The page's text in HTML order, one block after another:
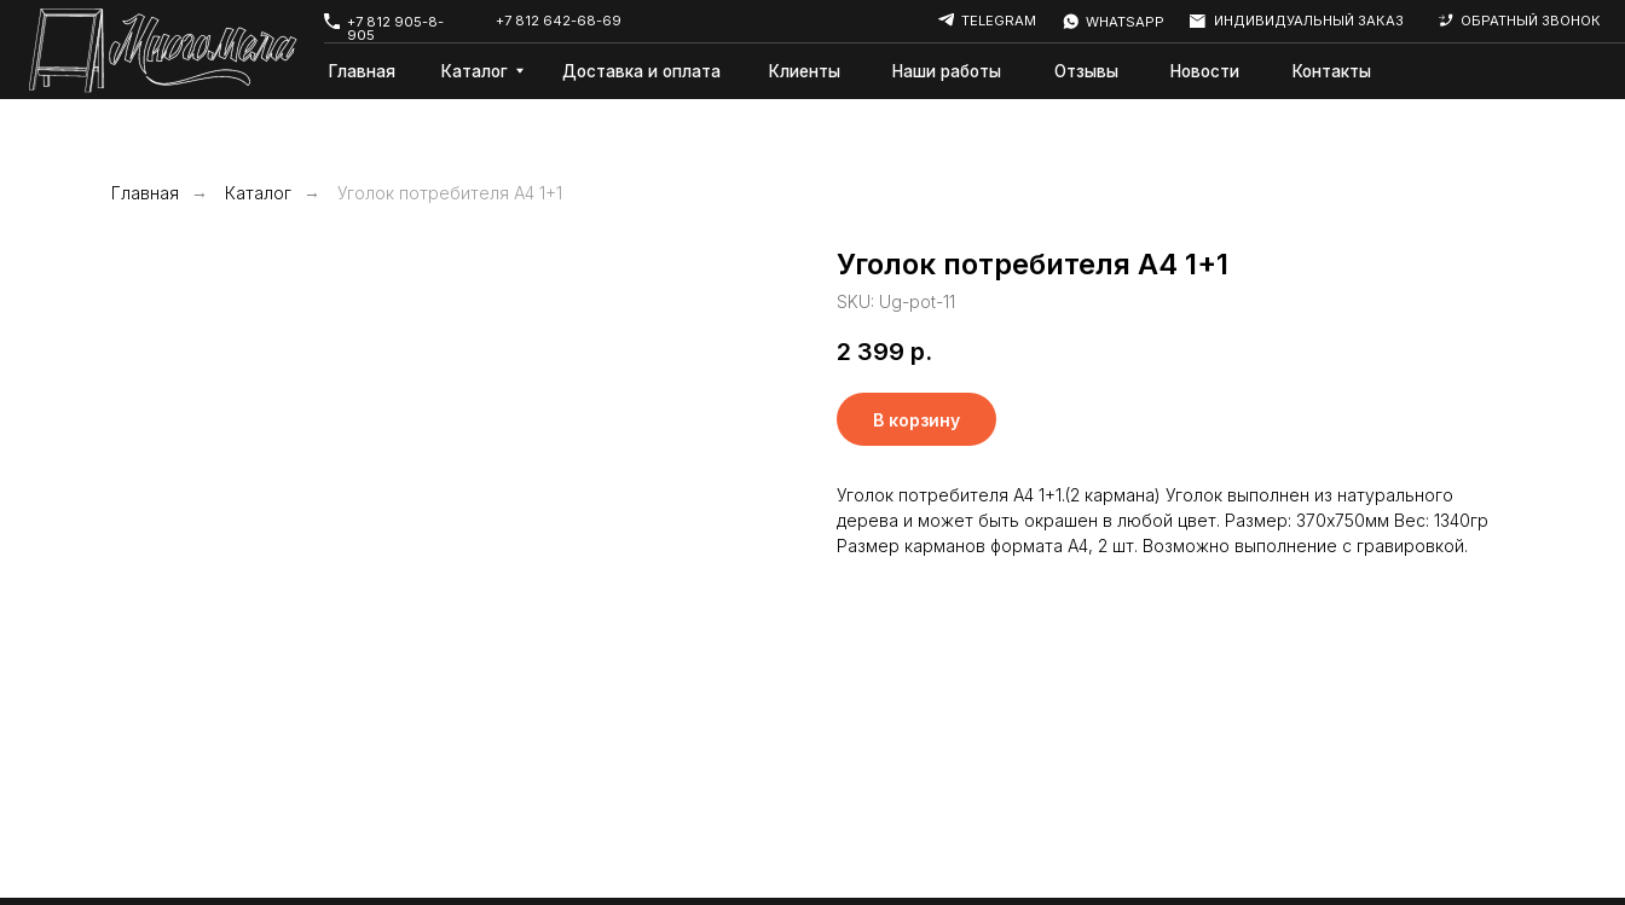
+7 812 905-8-
905
ОБРАТНЫЙ ЗВОНОК
ИНДИВИДУАЛЬНЫЙ ЗАКАЗ
WHATSAPP
+7 812 642-68-69
Новости
Отзывы Контакты
Клиенты Наши работы
Доставка и оплата
Каталог
Главная
Главная → Каталог → Уголок потребителя А4 1+1
Уголок потребителя А4 1+1
SKU: Ug-pot-11
2 399 р.
В корзину
Уголок потребителя А4 1+1.(2 кармана) Уголок выполнен из натурального
дерева и может быть окрашен в любой цвет. Размер: 370х750мм Вес: 1340гр
Размер карманов формата А4, 2 шт. Возможно выполнение с гравировкой.